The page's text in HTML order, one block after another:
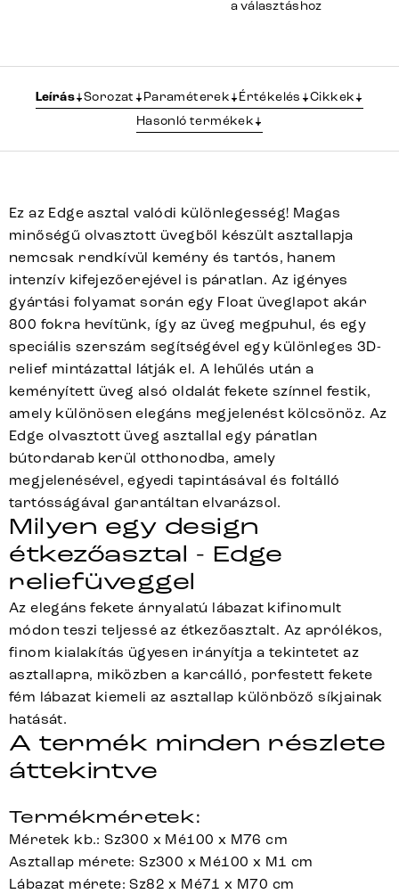
a választáshoz
Leírás Sorozat Paraméterek Értékelés
Cikkek
Hasonló termékek
Ez az Edge asztal valódi különlegesség! Magas
minőségű olvasztott üvegből készült asztallapja
nemcsak rendkívül kemény és tartós, hanem
intenzív kifejezőerejével is páratlan. Az igényes
gyártási folyamat során egy Float üveglapot akár
800 fokra hevítünk, így az üveg megpuhul, és egy
speciális szerszám segítségével egy különleges 3D-
relief mintázattal látják el. A lehűlés után a
keményített üveg alsó oldalát fekete színnel festik,
amely különösen elegáns megjelenést kölcsönöz. Az
Edge olvasztott üveg asztallal egy páratlan
bútordarab kerül otthonodba, amely
megjelenésével, egyedi tapintásával és foltálló
tartósságával garantáltan elvarázsol.
Milyen egy design
étkezőasztal - Edge
reliefüveggel
Az elegáns fekete árnyalatú lábazat kifinomult
módon teszi teljessé az étkezőasztalt. Az aprólékos,
finom kialakítás ügyesen irányítja a tekintetet az
asztallapra, miközben a karcálló, porfestett fekete
fém lábazat kiemeli az asztallap különböző síkjainak
hatását.
A termék minden részlete
áttekintve
Termékméretek:
Méretek kb.: Sz300 x Mé100 x M76 cm
Asztallap mérete: Sz300 x Mé100 x M1 cm
Lábazat mérete: Sz82 x Mé71 x M70 cm